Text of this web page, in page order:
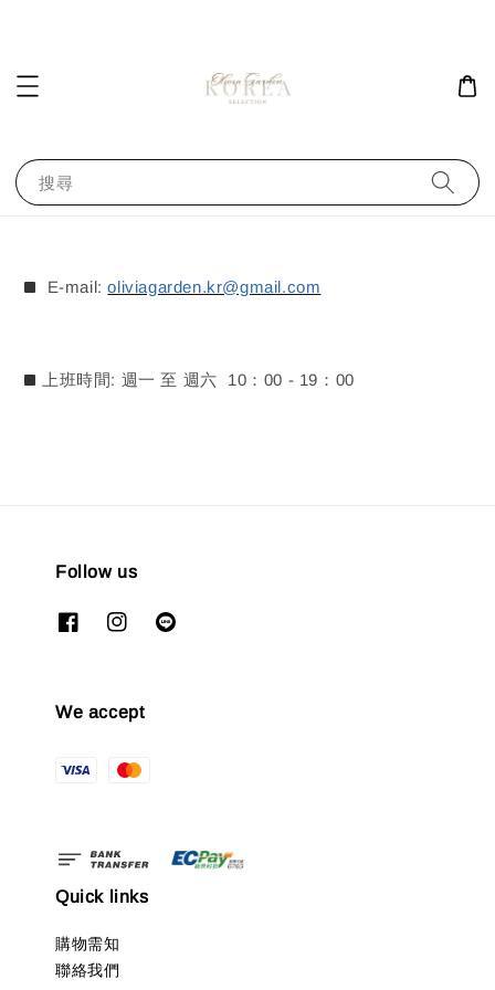
搜尋
E-mail:oliviagarden.kr@gmail.com
上班時間: 週一 至 週六 10：00 - 19：00
Follow us
We accept
Quick links
購物需知
聯絡我們